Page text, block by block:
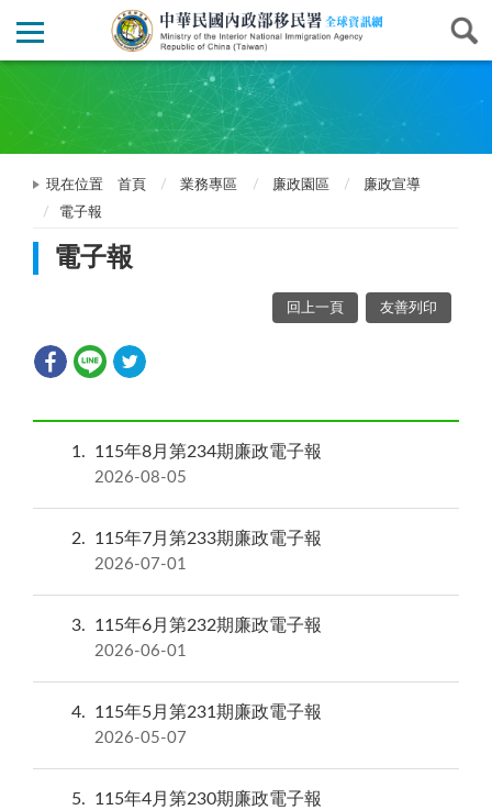
現在位置 首頁 業務專區 廉政園區
廉政宣導
電子報
電子報
回上一頁 友善列印
1 115年8月第234期廉政電子報
2026-08-05
2 115年7月第233期廉政電子報
2026-07-01
3 115年6月第232期廉政電子報
2026-06-01
4 115年5月第231期廉政電子報
2026-05-07
5 115年4月第230期廉政電子報